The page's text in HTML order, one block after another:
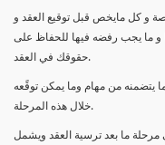
و كل مايخص قبل توقيع العقد و
و ما يجب رفضه فيها للحفاظ على
حقوقك في العقد.
من مهام وما يمكن توقًعه
خلال هذه المرحلة.
ما بعد ترسية العقد ويشمل